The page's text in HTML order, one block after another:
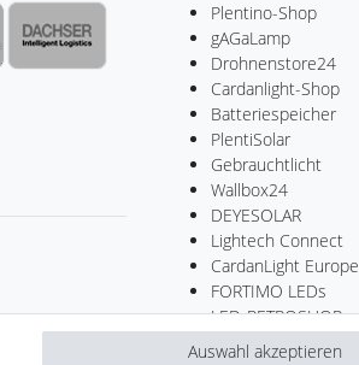
Plentino-Shop
gAGaLamp
Drohnenstore24
Cardanlight-Shop
Batteriespeicher
PlentiSolar
Gebrauchtlicht
Wallbox24
DEYESOLAR
Lightech Connect
CardanLight Europe
FORTIMO LEDs
LED-RETROSHOP
MeinUSB
Auswahl akzeptieren